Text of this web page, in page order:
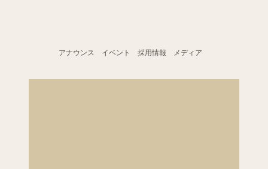
アナウンス イベント 採用情報 メディア